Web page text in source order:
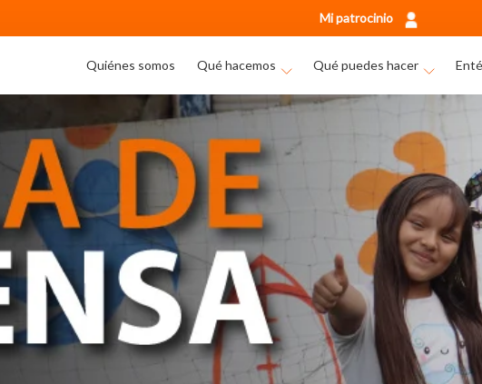
Mi patrocinio
Quiénes somos Qué hacemos Qué puedes hacer